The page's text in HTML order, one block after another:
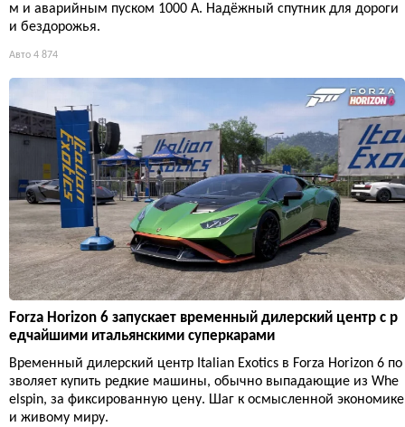
м и аварийным пуском 1000 А. Надёжный спутник для дороги
и бездорожья.
Авто 4 874
Forza Horizon 6 запускает временный дилерский центр с р
едчайшими итальянскими суперкарами
Временный дилерский центр Italian Exotics в Forza Horizon 6 по
зволяет купить редкие машины, обычно выпадающие из Whe
elspin, за фиксированную цену. Шаг к осмысленной экономике
и живому миру.